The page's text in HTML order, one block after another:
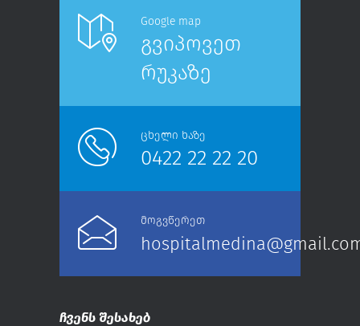
Google map
გვიპოვეთ
რუკაზე
ცხელი ხაზე
0422 22 22 20
მოგვწერეთ
ჩვენს შესახებ